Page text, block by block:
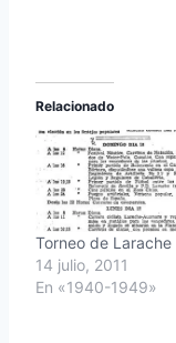
Relacionado
Torneo de
14 julio, 2011
En «1940-1949»